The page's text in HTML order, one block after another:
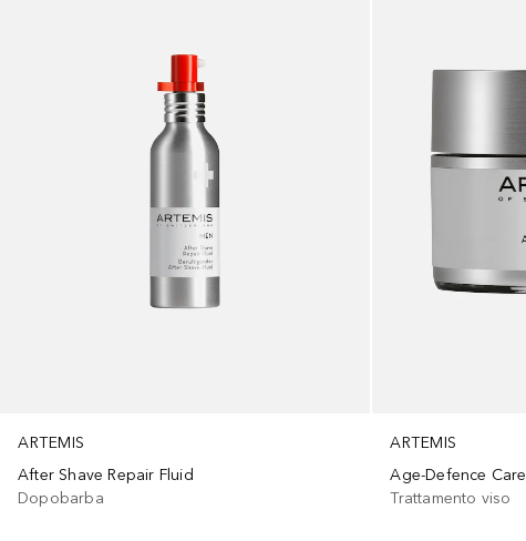
ARTEMIS
After Shave Repair Fluid
Dopobarba
ARTEMIS
Age-Defence Care
Trattamento viso